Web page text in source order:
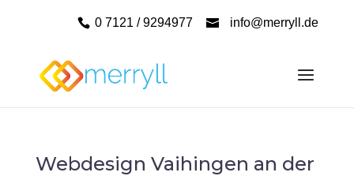
0 7121 / 9294977 info@merryll.de
Webdesign Vaihingen an der